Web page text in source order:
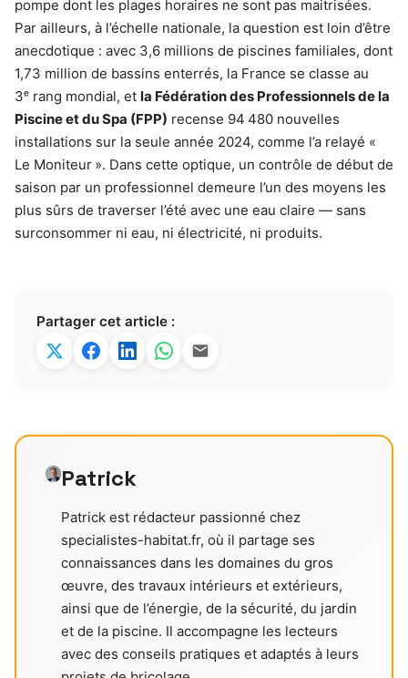
pompe dont les plages horaires ne sont pas maitrisées.
Par ailleurs, à l’échelle nationale, la question est loin d’être
anecdotique : avec 3,6 millions de piscines familiales, dont
1,73 million de bassins enterrés, la France se classe au
3ᵉ rang mondial, et la Fédération des Professionnels de la
Piscine et du Spa (FPP) recense 94 480 nouvelles
installations sur la seule année 2024, comme l’a relayé «
Le Moniteur ». Dans cette optique, un contrôle de début de
saison par un professionnel demeure l’un des moyens les
plus sûrs de traverser l’été avec une eau claire — sans
surconsommer ni eau, ni électricité, ni produits.
Partager cet article :
Patrick
Patrick est rédacteur passionné chez
specialistes-habitat.fr, où il partage ses
connaissances dans les domaines du gros
œuvre, des travaux intérieurs et extérieurs,
ainsi que de l’énergie, de la sécurité, du jardin
et de la piscine. Il accompagne les lecteurs
avec des conseils pratiques et adaptés à leurs